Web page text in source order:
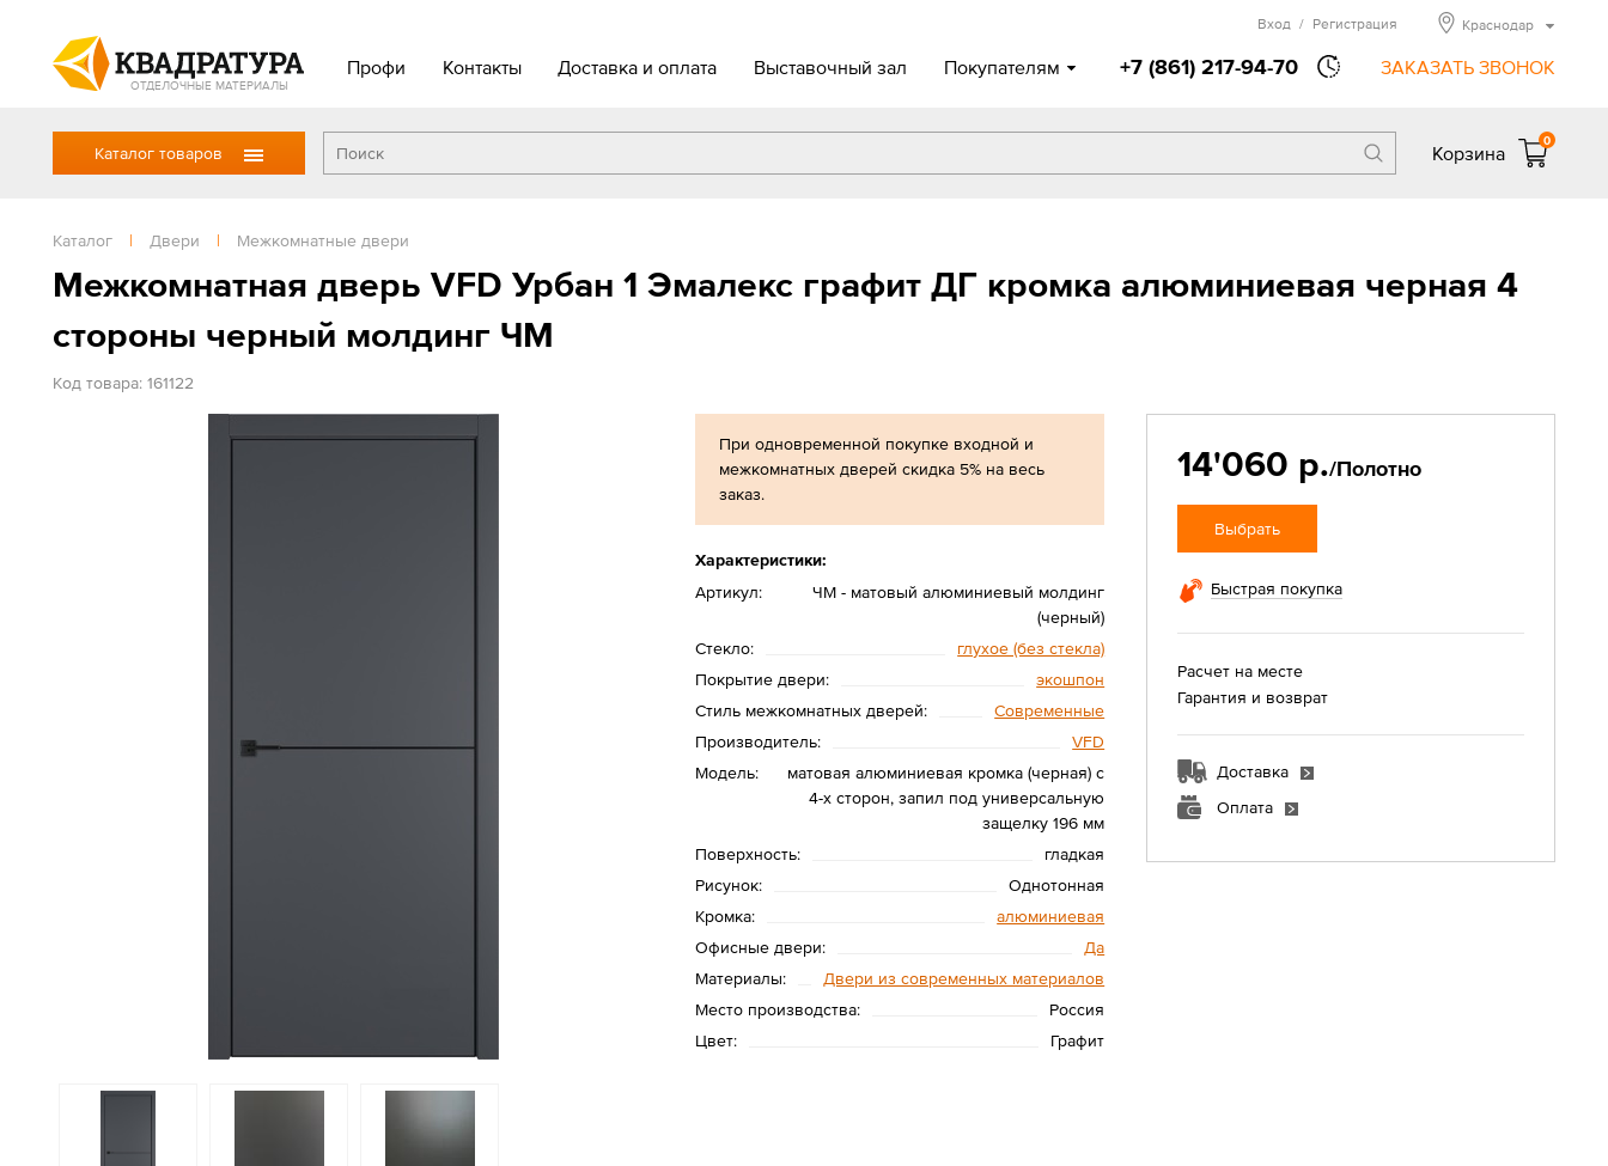
ОТДЕЛОЧНЫЕ МАТЕРИАЛЫ
Профи Контакты Доставка и оплата Выставочный зал Покупателям +7 (861) 217-94-70 ЗАКАЗАТЬ ЗВОНОК
Вход / Регистрация Краснодар
Каталог товаров Корзина
0
Каталог | Двери | Межкомнатные двери
Межкомнатная дверь VFD Урбан 1 Эмалекс графит ДГ кромка алюминиевая черная 4
стороны черный молдинг ЧМ
Код товара: 161122
При одновременной покупке входной и
межкомнатных дверей скидка 5% на весь
заказ.
Характеристики:
Артикул:
ЧМ - матовый алюминиевый молдинг
(черный)
Стекло:
глухое (без стекла)
Покрытие двери:
экошпон
Стиль межкомнатных дверей:
Современные
Производитель:
VFD
Модель:
матовая алюминиевая кромка (черная) с
4-х сторон, запил под универсальную
защелку 196 мм
Поверхность:
гладкая
Рисунок:
Однотонная
Кромка:
алюминиевая
Офисные двери:
Да
Материалы:
Двери из современных материалов
Место производства:
Россия
Цвет:
Графит
14'060 р./Полотно
Выбрать
Быстрая покупка
Расчет на месте
Гарантия и возврат
Доставка
Оплата